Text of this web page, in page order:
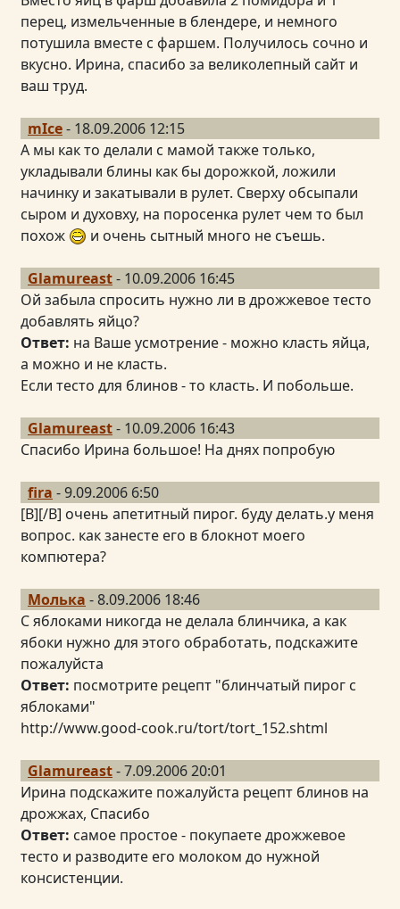
перец, измельченные в блендере, и немного
потушила вместе с фаршем. Получилось сочно и
вкусно. Ирина, спасибо за великолепный сайт и
ваш труд.
mIce- 18.09.2006 12:15
А мы как то делали с мамой также только,
укладывали блины как бы дорожкой, ложили
начинку и закатывали в рулет. Сверху обсыпали
сыром и духовху, на поросенка рулет чем то был
похож
и очень сытный много не съешь.
Glamureast- 10.09.2006 16:45
Ой забыла спросить нужно ли в дрожжевое тесто
добавлять яйцо?
Ответ: на Ваше усмотрение - можно класть яйца,
а можно и не класть.
Если тесто для блинов - то класть. И побольше.
Glamureast- 10.09.2006 16:43
Спасибо Ирина большое! На днях попробую
fira - 9.09.2006 6:50
[B][/B] очень апетитный пирог. буду делать.у меня
вопрос. как занесте его в блокнот моего
компютера?
Молька - 8.09.2006 18:46
С яблоками никогда не делала блинчика, а как
ябоки нужно для этого обработать, подскажите
пожалуйста
Ответ: посмотрите рецепт "блинчатый пирог с
яблоками"
http://www.good-cook.ru/tort/tort_152.shtml
Glamureast- 7.09.2006 20:01
Ирина подскажите пожалуйста рецепт блинов на
дрожжах, Спасибо
Ответ: самое простое - покупаете дрожжевое
тесто и разводите его молоком до нужной
консистенции.